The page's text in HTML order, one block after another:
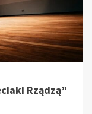
Rządzą”